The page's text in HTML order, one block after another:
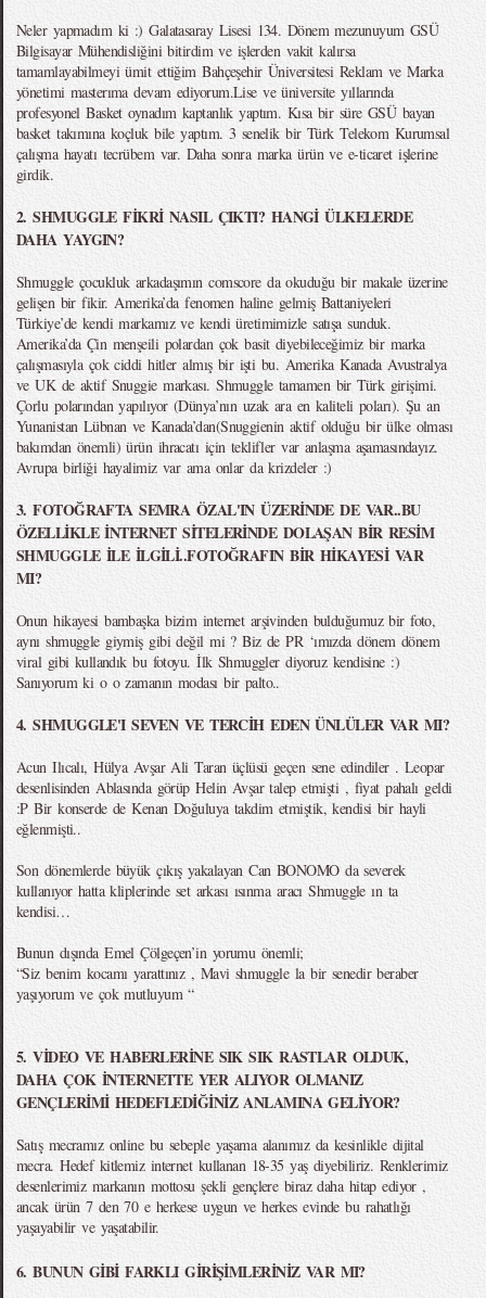
Neler yapmadım ki :) Galatasaray Lisesi 134. Dönem mezunuyum GSÜ
Bilgisayar Mühendisliğini bitirdim ve işlerden vakit kalırsa
tamamlayabilmeyi ümit ettiğim Bahçeşehir Üniversitesi Reklam ve Marka
yönetimi masterıma devam ediyorum.Lise ve üniversite yıllarında
profesyonel Basket oynadım kaptanlık yaptım. Kısa bir süre GSÜ bayan
basket takımına koçluk bile yaptım. 3 senelik bir Türk Telekom Kurumsal
çalışma hayatı tecrübem var. Daha sonra marka ürün ve e-ticaret işlerine
girdik.
2. SHMUGGLE FİKRİ NASIL ÇIKTI? HANGİ ÜLKELERDE
DAHA YAYGIN?
Shmuggle çocukluk arkadaşımın comscore da okuduğu bir makale üzerine
gelişen bir fikir. Amerika’da fenomen haline gelmiş Battaniyeleri
Türkiye’de kendi markamız ve kendi üretimimizle satışa sunduk.
Amerika’da Çin menşeili polardan çok basit diyebileceğimiz bir marka
çalışmasıyla çok ciddi hitler almış bir işti bu. Amerika Kanada Avustralya
ve UK de aktif Snuggie markası. Shmuggle tamamen bir Türk girişimi.
Çorlu polarından yapılıyor (Dünya’nın uzak ara en kaliteli poları). Şu an
Yunanistan Lübnan ve Kanada’dan(Snuggienin aktif olduğu bir ülke olması
bakımdan önemli) ürün ihracatı için teklifler var anlaşma aşamasındayız.
Avrupa birliği hayalimiz var ama onlar da krizdeler :)
3. FOTOĞRAFTA SEMRA ÖZAL'IN ÜZERİNDE DE VAR..BU
ÖZELLİKLE İNTERNET SİTELERİNDE DOLAŞAN BİR RESİM
SHMUGGLE İLE İLGİLİ..FOTOĞRAFIN BİR HİKAYESİ VAR
MI?
Onun hikayesi bambaşka bizim internet arşivinden bulduğumuz bir foto,
aynı shmuggle giymiş gibi değil mi ? Biz de PR ‘ımızda dönem dönem
viral gibi kullandık bu fotoyu. İlk Shmuggler diyoruz kendisine :)
Sanıyorum ki o o zamanın modası bir palto..
4. SHMUGGLE'I SEVEN VE TERCİH EDEN ÜNLÜLER VAR MI?
Acun Ilıcalı, Hülya Avşar Ali Taran üçlüsü geçen sene edindiler . Leopar
desenlisinden Ablasında görüp Helin Avşar talep etmişti , fiyat pahalı geldi
:P Bir konserde de Kenan Doğuluya takdim etmiştik, kendisi bir hayli
eğlenmişti..
Son dönemlerde büyük çıkış yakalayan Can BONOMO da severek
kullanıyor hatta kliplerinde set arkası ısınma aracı Shmuggle ın ta
kendisi…
Bunun dışında Emel Çölgeçen’in yorumu önemli;
“Siz benim kocamı yarattınız , Mavi shmuggle la bir senedir beraber
yaşıyorum ve çok mutluyum “
5. VİDEO VE HABERLERİNE SIK SIK RASTLAR OLDUK,
DAHA ÇOK İNTERNETTE YER ALIYOR OLMANIZ
GENÇLERİMİ HEDEFLEDİĞİNİZ ANLAMINA GELİYOR?
Satış mecramız online bu sebeple yaşama alanımız da kesinlikle dijital
mecra. Hedef kitlemiz internet kullanan 18-35 yaş diyebiliriz. Renklerimiz
desenlerimiz markanın mottosu şekli gençlere biraz daha hitap ediyor ,
ancak ürün 7 den 70 e herkese uygun ve herkes evinde bu rahatlığı
yaşayabilir ve yaşatabilir.
6. BUNUN GİBİ FARKLI GİRİŞİMLERİNİZ VAR MI?